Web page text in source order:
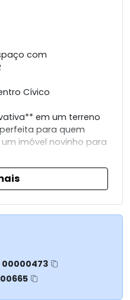
com
Cívico
em um terreno
perfeita para quem
imóvel novinho para
00000473